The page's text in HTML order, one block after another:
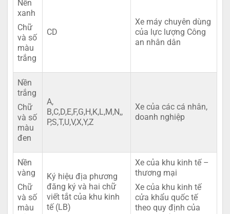
Nền
xanh
Chữ
và số
màu
trắng
CD
Xe máy chuyên dùng
của lực lượng Công
an nhân dân
Nền
trắng
Chữ
và số
màu
đen
A,
B,C,D,E,F,G,H,K,L,M,N,,
P,S,T,U,V,X,Y,Z
Xe của các cá nhân,
doanh nghiệp
Nền
vàng
Chữ
và số
màu
Ký hiệu địa phương
đăng ký và hai chữ
viết tắt của khu kinh
tế (LB)
Xe của khu kinh tế –
thương mại
Xe của khu kinh tế
cửa khẩu quốc tế
theo quy định của